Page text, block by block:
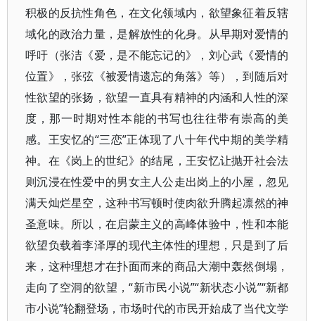
积极的反抗性角色，在文化领域内，欲望象征着反辖
域化的政治力量，是解放性的化身。从早期对爱情的
呼吁（张洁《爱，是不能忘记的》，刘心武《爱情的
位置》，张弦《被爱情遗忘的角落》等），到随后对
性欲望的张扬，欲望一直具有精神的内涵和人性的深
度，那一时期对性本能的书写也往往带有崇高的美
感。王安忆的“三恋”正体现了八十年代中期的美学精
神。在《岗上的世纪》的结尾，王安忆让抛开社会法
则沉浸在性爱中的男女主人公走出岗上的小屋，忽见
满天灿烂星空，这种书写顿时使肉欲升腾起凛然的神
圣意味。所以，在启蒙主义的高峰体验中，性和本能
欲望负载着李泽厚的现代主体性的理想，只是到了后
来，这种理想才在扑面而来的商品大潮中轰然倒塌，
走向了空洞的欲望，“新市民小说”“新状态小说”“新都
市小说”轮翻登场，市场时代的市民开始成了当代文学